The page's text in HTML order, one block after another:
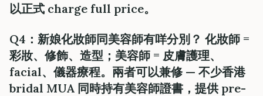
以正式 charge full price。
Q4：新娘化妝師同美容師有咩分別？ 化妝師 =
彩妝、修飾、造型 ；美容師 = 皮膚護理、
facial、儀器療程。兩者可以兼修 — 不少香港
bridal MUA 同時持有美容師證書，提供 pre-